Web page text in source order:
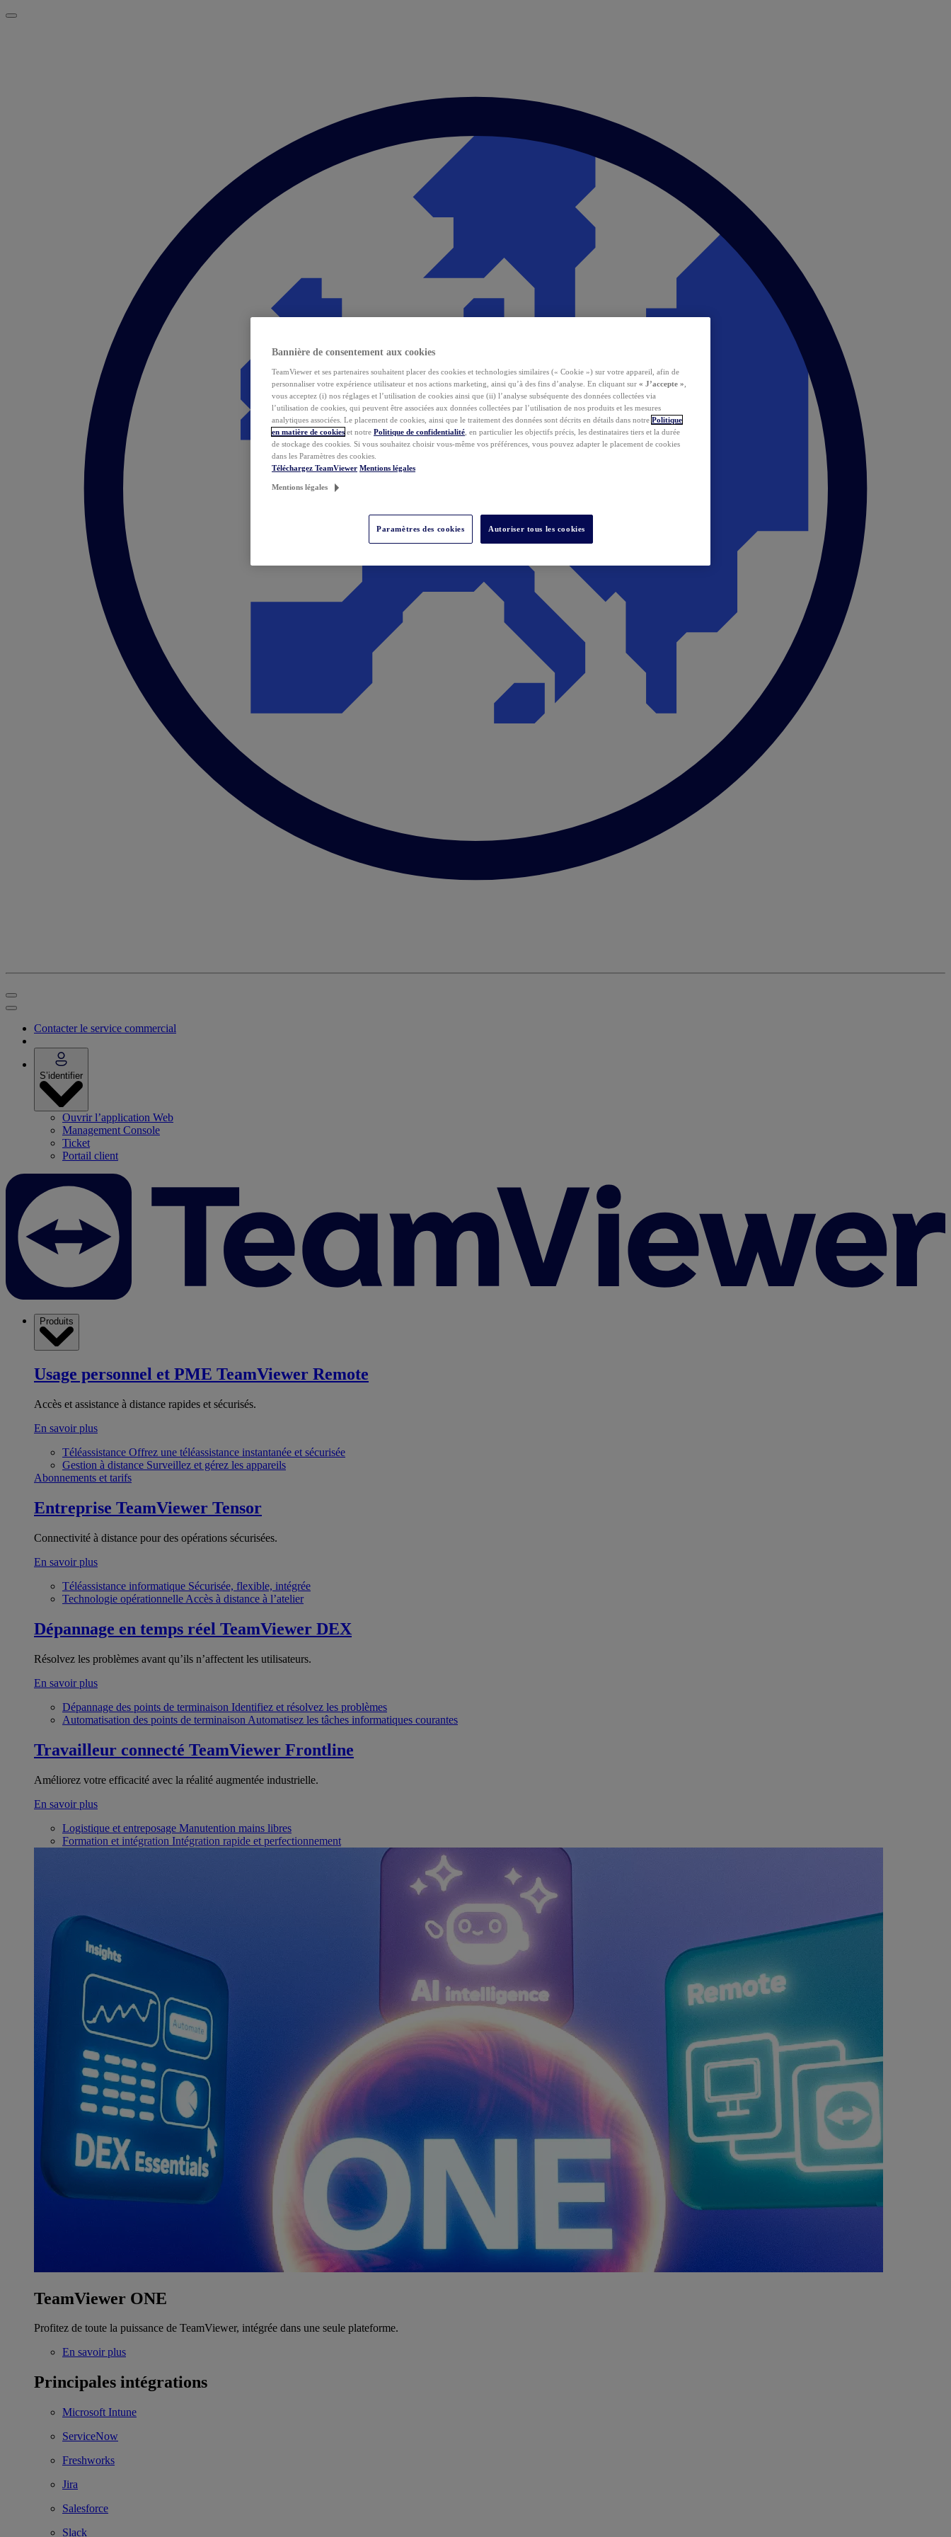
Contacter le service commercial
S’identifier
Ouvrir l’application Web
Management Console
Ticket
Portail client
Produits
Usage personnel et PME TeamViewer Remote
Accès et assistance à distance rapides et sécurisés.
En savoir plus
Téléassistance Offrez une téléassistance instantanée et sécurisée
Gestion à distance Surveillez et gérez les appareils
Abonnements et tarifs
Entreprise TeamViewer Tensor
Connectivité à distance pour des opérations sécurisées.
En savoir plus
Téléassistance informatique Sécurisée, flexible, intégrée
Technologie opérationnelle Accès à distance à l’atelier
Dépannage en temps réel TeamViewer DEX
Résolvez les problèmes avant qu’ils n’affectent les utilisateurs.
En savoir plus
Dépannage des points de terminaison Identifiez et résolvez les problèmes
Automatisation des points de terminaison Automatisez les tâches informatiques courantes
Travailleur connecté TeamViewer Frontline
Améliorez votre efficacité avec la réalité augmentée industrielle.
En savoir plus
Logistique et entreposage Manutention mains libres
Formation et intégration Intégration rapide et perfectionnement
TeamViewer ONE
Profitez de toute la puissance de TeamViewer, intégrée dans une seule plateforme.
En savoir plus
Principales intégrations
Microsoft Intune
ServiceNow
Freshworks
Jira
Salesforce
Slack
Bannière de consentement aux cookies
TeamViewer et ses partenaires souhaitent placer des cookies et technologies similaires (« Cookie ») sur votre appareil, afin de
personnaliser votre expérience utilisateur et nos actions marketing, ainsi qu’à des fins d’analyse. En cliquant sur « J’accepte »
vous acceptez (i) nos réglages et l’utilisation de cookies ainsi que (ii) l’analyse subséquente des données collectées via
l’utilisation de cookies, qui peuvent être associées aux données collectées par l’utilisation de nos produits et les mesures
analytiques associées. Le placement de cookies, ainsi que le traitement des données sont décrits en détails dans notre Politique
en matière de cookies et notre Politique de confidentialité , en particulier les objectifs précis, les destinataires tiers et la durée
de stockage des cookies. Si vous souhaitez choisir vous-même vos préférences, vous pouvez adapter le placement de cookies
dans les Paramètres des cookies.
Téléchargez TeamViewer Mentions légales
Mentions légales
Paramètres des cookies Autoriser tous les cookies